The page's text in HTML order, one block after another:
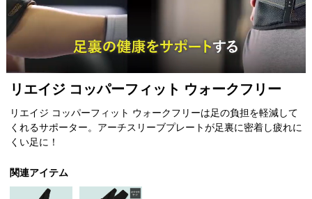
リエイジ コッパーフィット ウォークフリー
リエイジ コッパーフィット ウォークフリーは足の負担を軽減して
くれるサポーター。アーチスリーブプレートが足裏に密着し疲れに
くい足に！
関連アイテム